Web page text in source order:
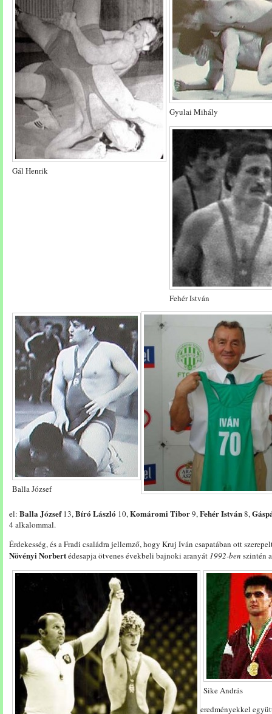
Gál Henrik
Gyulai Mihály
Fehér István
Balla József
el: Balla József13,Bíró László 10,Komáromi Tibor9,Fehér István8,
4 alkalommal.
Érdekesség, és a Fradi családra jellemző, hogy Kruj Iván csapatában ott
Növényi Norbertédesapja ötvenes évekbeli bajnoki aranyát 1992-ben szintén
Sike András
eredményekkel